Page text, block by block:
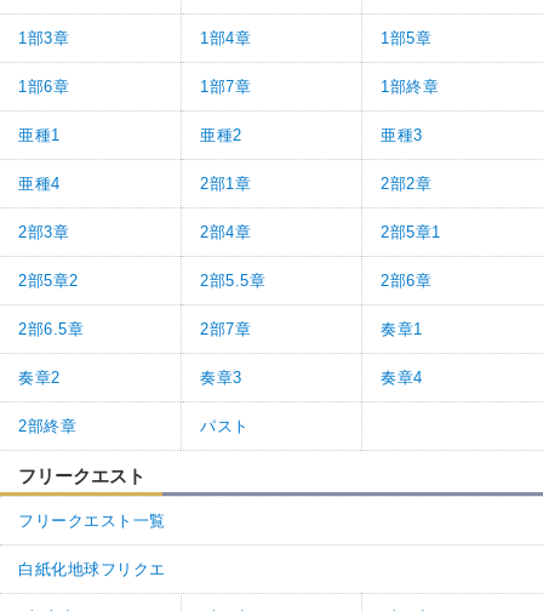
1部3章 1部4章 1部5章
1部6章 1部7章 1部終章
亜種1 亜種2 亜種3
亜種4 2部1章 2部2章
2部3章 2部4章 2部5章1
2部5章2 2部5.5章 2部6章
2部6.5章 2部7章 奏章1
奏章2 奏章3 奏章4
2部終章 パスト
フリークエスト
フリークエスト一覧
白紙化地球フリクエ